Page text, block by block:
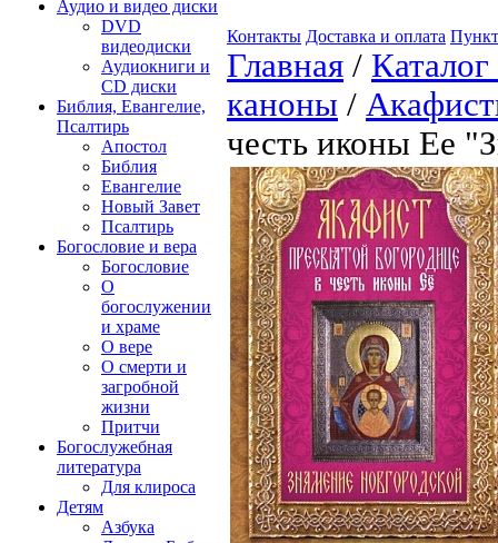
Аудио и видео диски
DVD
видеодиски
Аудиокниги и
CD диски
Библия, Евангелие,
Псалтирь
Апостол
Библия
Евангелие
Новый Завет
Псалтирь
Богословие и вера
Богословие
О
богослужении
и храме
О вере
О смерти и
загробной
жизни
Притчи
Богослужебная
литература
Для клироса
Детям
Азбука
Контакты Доставка и оплата
Главная /
каноны /
честь иконы Ее